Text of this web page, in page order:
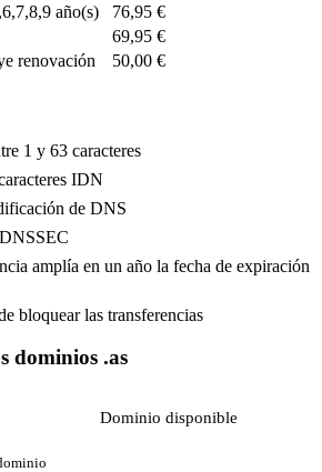
año(s)
76,95 €
69,95 €
renovación 50,00 €
1 y 63 caracteres
IDN
de DNS
amplía en un año la fecha de expiración
bloquear las transferencias
dominios .as
Dominio disponible